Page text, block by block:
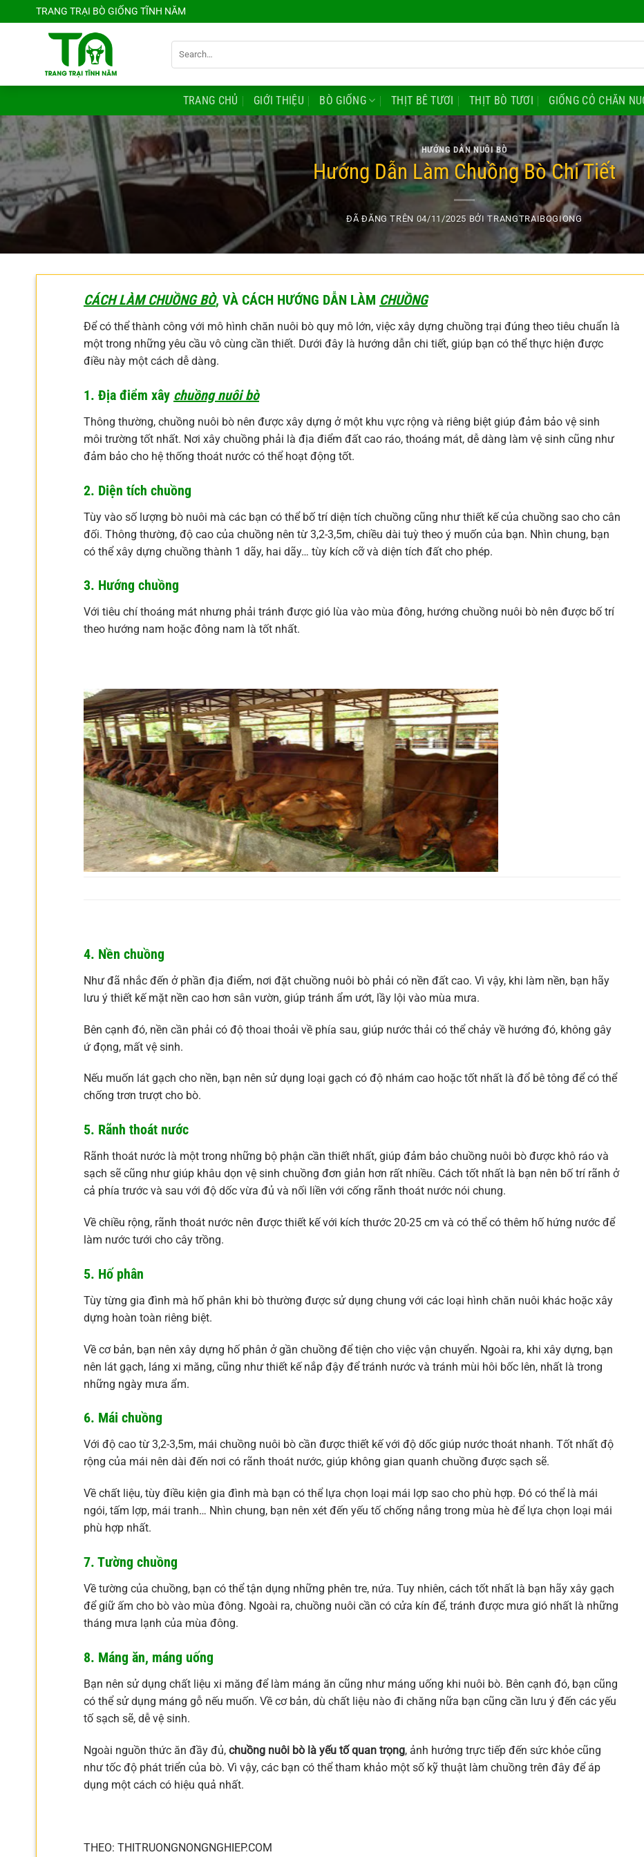
đến
TRANG TRẠI BÒ GIỐNG TĨNH NĂM
for:
TRANG CHỦ GIỚI THIỆU BÒ GIỐNG THỊT BÊ TƯƠI THỊT BÒ TƯƠI GIỐNG CỎ CHĂN
HƯỚNG DẪN NUÔI BÒ
Hướng Dẫn Làm Chuồng Bò Chi Tiết
ĐÃ ĐĂNG TRÊN 04/11/2025 BỞITRANGTRAIBOGIONG
CÁCH LÀM CHUỒNG BÒ, VÀ CÁCH HƯỚNG DẪN LÀM CHUỒNG
Để có thể thành công với mô hình chăn nuôi bò quy mô lớn, việc xây dựng chuồng trại đúng theo tiêu chuẩn là
một trong những yêu cầu vô cùng cần thiết. Dưới đây là hướng dẫn chi tiết, giúp bạn có thể thực hiện được
điều này một cách dễ dàng.
1. Địa điểm xây chuồng nuôi bò
Thông thường, chuồng nuôi bò nên được xây dựng ở một khu vực rộng và riêng biệt giúp đảm bảo vệ sinh
môi trường tốt nhất. Nơi xây chuồng phải là địa điểm đất cao ráo, thoáng mát, dễ dàng làm vệ sinh cũng như
đảm bảo cho hệ thống thoát nước có thể hoạt động tốt.
2. Diện tích chuồng
Tùy vào số lượng bò nuôi mà các bạn có thể bố trí diện tích chuồng cũng như thiết kế của chuồng sao cho cân
đối. Thông thường, độ cao của chuồng nên từ 3,2-3,5m, chiều dài tuỳ theo ý muốn của bạn. Nhìn chung, bạn
có thể xây dựng chuồng thành 1 dãy, hai dãy… tùy kích cỡ và diện tích đất cho phép.
3. Hướng chuồng
Với tiêu chí thoáng mát nhưng phải tránh được gió lùa vào mùa đông, hướng chuồng nuôi bò nên được bố trí
theo hướng nam hoặc đông nam là tốt nhất.
4. Nền chuồng
Như đã nhắc đến ở phần địa điểm, nơi đặt chuồng nuôi bò phải có nền đất cao. Vì vậy, khi làm nền, bạn hãy
lưu ý thiết kế mặt nền cao hơn sân vườn, giúp tránh ẩm ướt, lầy lội vào mùa mưa.
Bên cạnh đó, nền cần phải có độ thoai thoải về phía sau, giúp nước thải có thể chảy về hướng đó, không gây
ứ đọng, mất vệ sinh.
Nếu muốn lát gạch cho nền, bạn nên sử dụng loại gạch có độ nhám cao hoặc tốt nhất là đổ bê tông để có thể
chống trơn trượt cho bò.
5. Rãnh thoát nước
Rãnh thoát nước là một trong những bộ phận cần thiết nhất, giúp đảm bảo chuồng nuôi bò được khô ráo và
sạch sẽ cũng như giúp khâu dọn vệ sinh chuồng đơn giản hơn rất nhiều. Cách tốt nhất là bạn nên bố trí rãnh ở
cả phía trước và sau với độ dốc vừa đủ và nối liền với cống rãnh thoát nước nói chung.
Về chiều rộng, rãnh thoát nước nên được thiết kế với kích thước 20-25 cm và có thể có thêm hố hứng nước để
làm nước tưới cho cây trồng.
5. Hố phân
Tùy từng gia đình mà hố phân khi bò thường được sử dụng chung với các loại hình chăn nuôi khác hoặc xây
dựng hoàn toàn riêng biệt.
Về cơ bản, bạn nên xây dựng hố phân ở gần chuồng để tiện cho việc vận chuyển. Ngoài ra, khi xây dựng, bạn
nên lát gạch, láng xi măng, cũng như thiết kế nắp đậy để tránh nước và tránh mùi hôi bốc lên, nhất là trong
những ngày mưa ẩm.
6. Mái chuồng
Với độ cao từ 3,2-3,5m, mái chuồng nuôi bò cần được thiết kế với độ dốc giúp nước thoát nhanh. Tốt nhất độ
rộng của mái nên dài đến nơi có rãnh thoát nước, giúp không gian quanh chuồng được sạch sẽ.
Về chất liệu, tùy điều kiện gia đình mà bạn có thể lựa chọn loại mái lợp sao cho phù hợp. Đó có thể là mái
ngói, tấm lợp, mái tranh… Nhìn chung, bạn nên xét đến yếu tố chống nắng trong mùa hè để lựa chọn loại mái
phù hợp nhất.
7. Tường chuồng
Về tường của chuồng, bạn có thể tận dụng những phên tre, nứa. Tuy nhiên, cách tốt nhất là bạn hãy xây gạch
để giữ ấm cho bò vào mùa đông. Ngoài ra, chuồng nuôi cần có cửa kín để, tránh được mưa gió nhất là những
tháng mưa lạnh của mùa đông.
8. Máng ăn, máng uống
Bạn nên sử dụng chất liệu xi măng để làm máng ăn cũng như máng uống khi nuôi bò. Bên cạnh đó, bạn cũng
có thể sử dụng máng gỗ nếu muốn. Về cơ bản, dù chất liệu nào đi chăng nữa bạn cũng cần lưu ý đến các yếu
tố sạch sẽ, dễ vệ sinh.
Ngoài nguồn thức ăn đầy đủ, chuồng nuôi bò là yếu tố quan trọng, ảnh hưởng trực tiếp đến sức khỏe cũng
như tốc độ phát triển của bò. Vì vậy, các bạn có thể tham khảo một số kỹ thuật làm chuồng trên đây để áp
dụng một cách có hiệu quả nhất.
THEO: THITRUONGNONGNGHIEP.COM